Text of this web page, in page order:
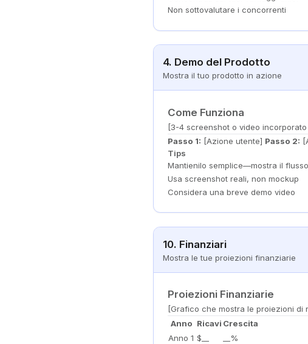
Non sottovalutare i concorrenti
4. Demo del Prodotto
Mostra il tuo prodotto in azione
Come Funziona
[3-4 screenshot o video
Passo 1: [Azione utente] Passo 2:
Tips
Mantienilo semplice—mostra il
Usa screenshot reali, non mockup
Considera una breve demo video
10. Finanziari
Mostra le tue proiezioni finanziarie
Proiezioni Finanziarie
[Grafico che mostra le proiezioni di
Anno Ricavi Crescita
Anno 1 $__
__%